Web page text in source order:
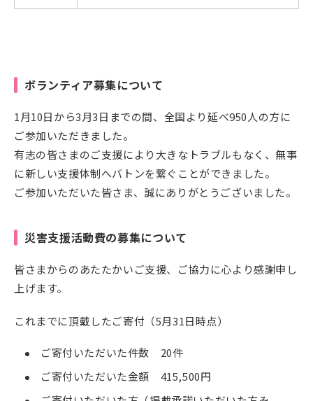
ボランティア募集について
1月10日から3月3日までの間、全国より延べ950人の方に
ご参加いただきました。
有志の皆さまのご支援により大きなトラブルもなく、無事
に新しい支援体制へバトンを繋ぐことができました。
ご参加いただいた皆さま、誠にありがとうございました。
災害支援活動費の募集について
皆さまからのあたたかいご支援、ご協力に心より感謝申し
上げます。
これまでに頂戴したご寄付（5月31日時点）
ご寄付いただいた件数 20件
ご寄付いただいた金額 415,500円